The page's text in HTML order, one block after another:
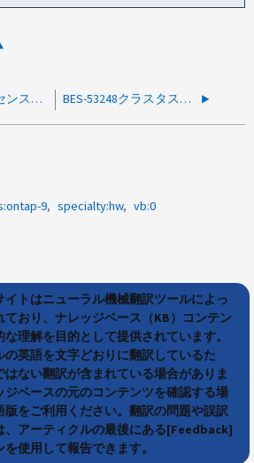
BES 53248ライセンスキーファイルの転送に失敗しました BES-53248クラスタスイッチのログ収集が失敗します。switch password error
9 specialty:hw vb:0
イトはニューラル機械翻訳ツールによっ
ており、ナレッジベース（KB）コンテン
な理解を目的として提供されています。
の英語を文字どおりに翻訳しているた
はない翻訳が含まれている場合がありま
ジベースの元のコンテンツを確認する場
版をご利用ください。翻訳の問題や誤訳
、アーティクルの最後にある[Feedback]
使用して報告できます。